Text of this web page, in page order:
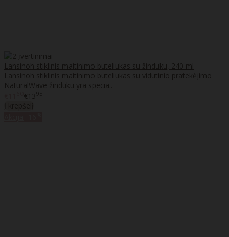
Lansinoh stiklinis maitinimo buteliukas su žinduku, 240 ml
Lansinoh stiklinis maitinimo buteliukas su vidutinio pratekėjimo
NaturalWave žinduku yra specia..
€1395